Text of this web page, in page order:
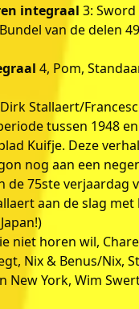
integraal 3:
van de delen
4, Pom,
Stallaert/
tussen 1948
Kuifje. Deze
nog aan een
de 75ste verjaardag
aan de slag
niet horen wil,
Nix & Benus/Nix,
New York, Wim